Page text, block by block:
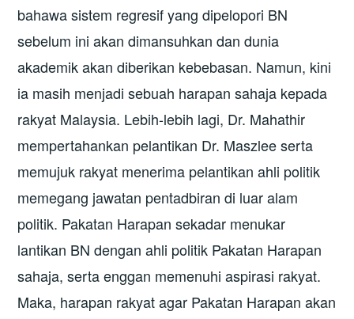
bahawa sistem regresif yang dipelopori BN
sebelum ini akan dimansuhkan dan dunia
akademik akan diberikan kebebasan. Namun, kini
ia masih menjadi sebuah harapan sahaja kepada
rakyat Malaysia. Lebih-lebih lagi, Dr. Mahathir
mempertahankan pelantikan Dr. Maszlee serta
memujuk rakyat menerima pelantikan ahli politik
memegang jawatan pentadbiran di luar alam
politik. Pakatan Harapan sekadar menukar
lantikan BN dengan ahli politik Pakatan Harapan
sahaja, serta enggan memenuhi aspirasi rakyat.
Maka, harapan rakyat agar Pakatan Harapan akan